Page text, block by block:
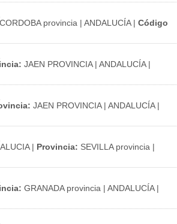
CORDOBA provincia | ANDALUCÍA | Código
JAEN PROVINCIA | ANDALUCÍA |
JAEN PROVINCIA | ANDALUCÍA |
| Provincia: SEVILLA provincia |
GRANADA provincia | ANDALUCÍA |